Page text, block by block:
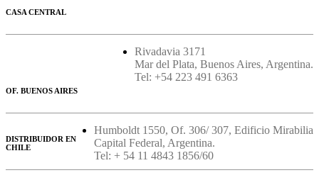
CASA CENTRAL
Rivadavia 3171
Mar del Plata, Buenos Aires, Argentina.
Tel: +54 223 491 6363
OF. BUENOS AIRES
Humboldt 1550, Of. 306/ 307, Edificio Mirabilia
Capital Federal, Argentina.
Tel: + 54 11 4843 1856/60
DISTRIBUIDOR EN
CHILE